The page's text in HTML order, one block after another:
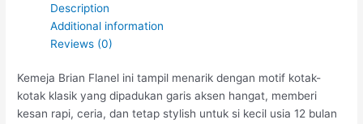
Description
Additional information
Reviews (0)
Kemeja Brian Flanel ini tampil menarik dengan motif kotak-
kotak klasik yang dipadukan garis aksen hangat, memberi
kesan rapi, ceria, dan tetap stylish untuk si kecil usia 12 bulan